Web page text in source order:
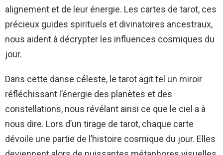
alignement et de leur énergie. Les cartes de tarot, ces
précieux guides spirituels et divinatoires ancestraux,
nous aident à décrypter les influences cosmiques du
jour.
Dans cette danse céleste, le tarot agit tel un miroir
réfléchissant l’énergie des planètes et des
constellations, nous révélant ainsi ce que le ciel a à
nous dire. Lors d’un tirage de tarot, chaque carte
dévoile une partie de l’histoire cosmique du jour. Elles